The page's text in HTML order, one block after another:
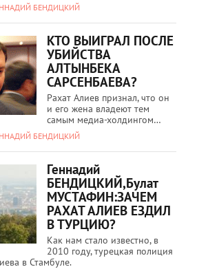
БЕНДИЦКИЙ
КТО ВЫИГРАЛ ПОСЛЕ
УБИЙСТВА
АЛТЫНБЕКА
САРСЕНБАЕВА?
Рахат Алиев признал, что он
и его жена владеют тем
самым медиа-холдингом…
БЕНДИЦКИЙ
Геннадий
БЕНДИЦКИЙ,Булат
МУСТАФИН:ЗАЧЕМ
РАХАТ АЛИЕВ ЕЗДИЛ
В ТУРЦИЮ?
Как нам стало известно, в
2010 году, турецкая полиция
в Стамбуле.